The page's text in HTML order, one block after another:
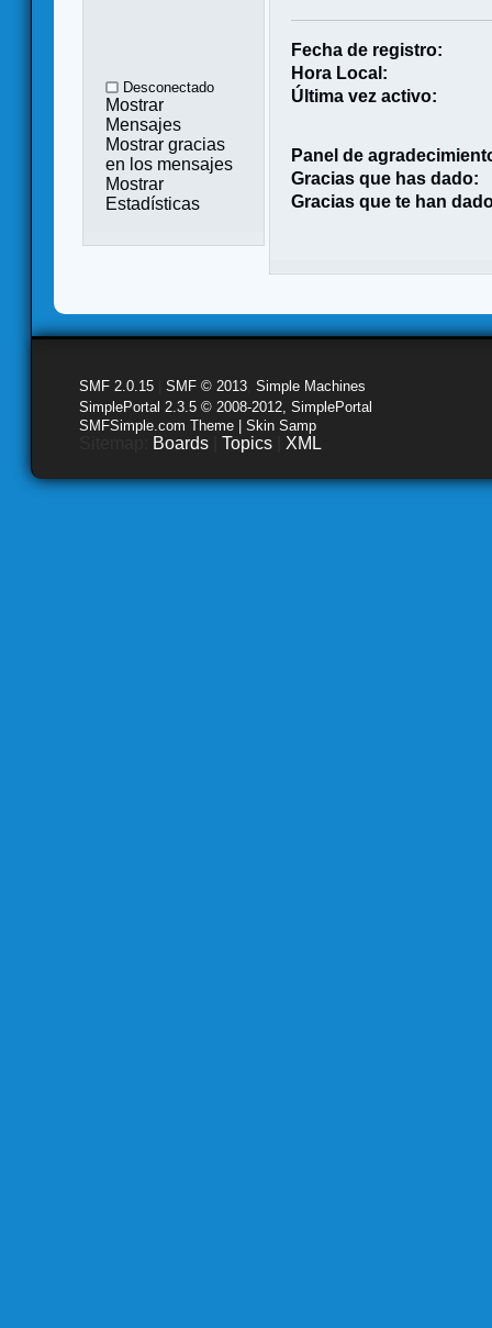
Desconectado
Mostrar
Mensajes
Mostrar gracias
en los mensajes
Mostrar
Estadísticas
Fecha de registro:
Hora Local:
Última vez activo:
Panel de
Gracias que has dado:
Gracias que te han
SMF 2.0.15 SMF © 2013 Simple Machines
SimplePortal 2.3.5 © 2008-2012, SimplePortal
SMFSimple.com Theme | Skin Samp
Boards Topics XML